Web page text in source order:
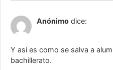
Anónimo dice:
Y así es como se salva a
bachillerato.